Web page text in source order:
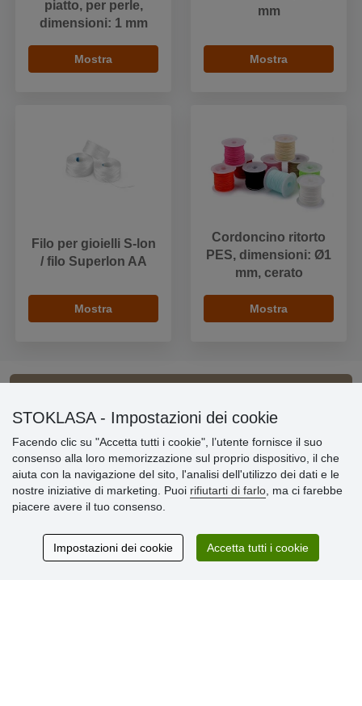
piatto, per perle,
dimensioni: 1 mm
Mostra
mm
Mostra
Filo per gioielli S-lon
/ filo Superlon AA
Mostra
Cordoncino ritorto
PES, dimensioni: Ø1
mm, cerato
Mostra
Informazioni importanti
» Impostazioni dei cookie
» Termini & Condizioni
» Informativa sulla Privacy
» Consegna e pagamento
» Garanzia e resi
STOKLASA - Impostazioni dei cookie
Facendo clic su "Accetta tutti i cookie", l’utente fornisce il suo
consenso alla loro memorizzazione sul proprio dispositivo, il che
aiuta con la navigazione del sito, l'analisi dell'utilizzo dei dati e le
nostre iniziative di marketing. Puoi rifiutarti di farlo , ma ci farebbe
piacere avere il tuo consenso.
Impostazioni dei cookie Accetta tutti i cookie